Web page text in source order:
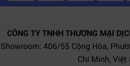
CÔNG TY TNHH THƯƠNG MẠI
Showroom: 406/55 Cộng Hòa,
Chí Minh, Việt